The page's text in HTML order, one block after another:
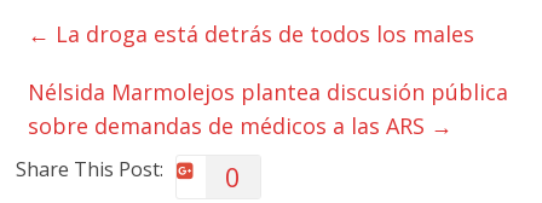
← La droga está detrás de todos los males
Nélsida Marmolejos plantea discusión pública
sobre demandas de médicos a las ARS →
Share This Post: 0